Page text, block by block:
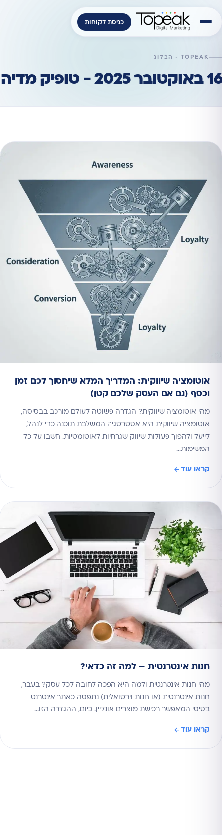
כניסת לקוחות
TOPEAK · הבלוג
16 באוקטובר 2025 - טופיק מדיה
אוטומציה שיווקית: המדריך המלא שיחסוך לכם זמן
וכסף (גם אם העסק שלכם קטן)
מהי אוטומציה שיווקית? הגדרה פשוטה לעולם מורכב בבסיסה,
אוטומציה שיווקית היא אסטרטגיה המשלבת תוכנה כדי לנהל,
לייעל ולהפוך פעולות שיווק שגרתיות לאוטומטיות. חשבו על כל
המשימות…
קראו עוד
חנות אינטרנטית – למה זה כדאי?
מהי חנות אינטרנטית ולמה היא הפכה לחובה לכל עסק? בעבר,
חנות אינטרנטית (או חנות וירטואלית) נתפסה כאתר אינטרנט
בסיסי המאפשר רכישת מוצרים אונליין. כיום, ההגדרה הזו…
קראו עוד